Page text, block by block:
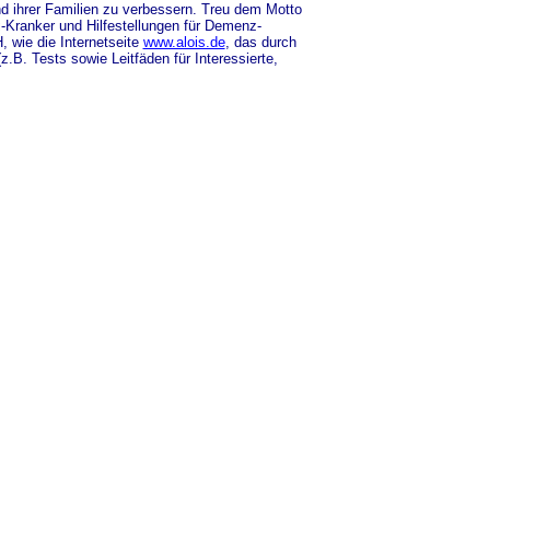
ihrer Familien zu verbessern. Treu dem Motto
und Hilfestellungen für Demenz-
wie die Internetseite www.alois.de, das durch
Tests sowie Leitfäden für Interessierte,